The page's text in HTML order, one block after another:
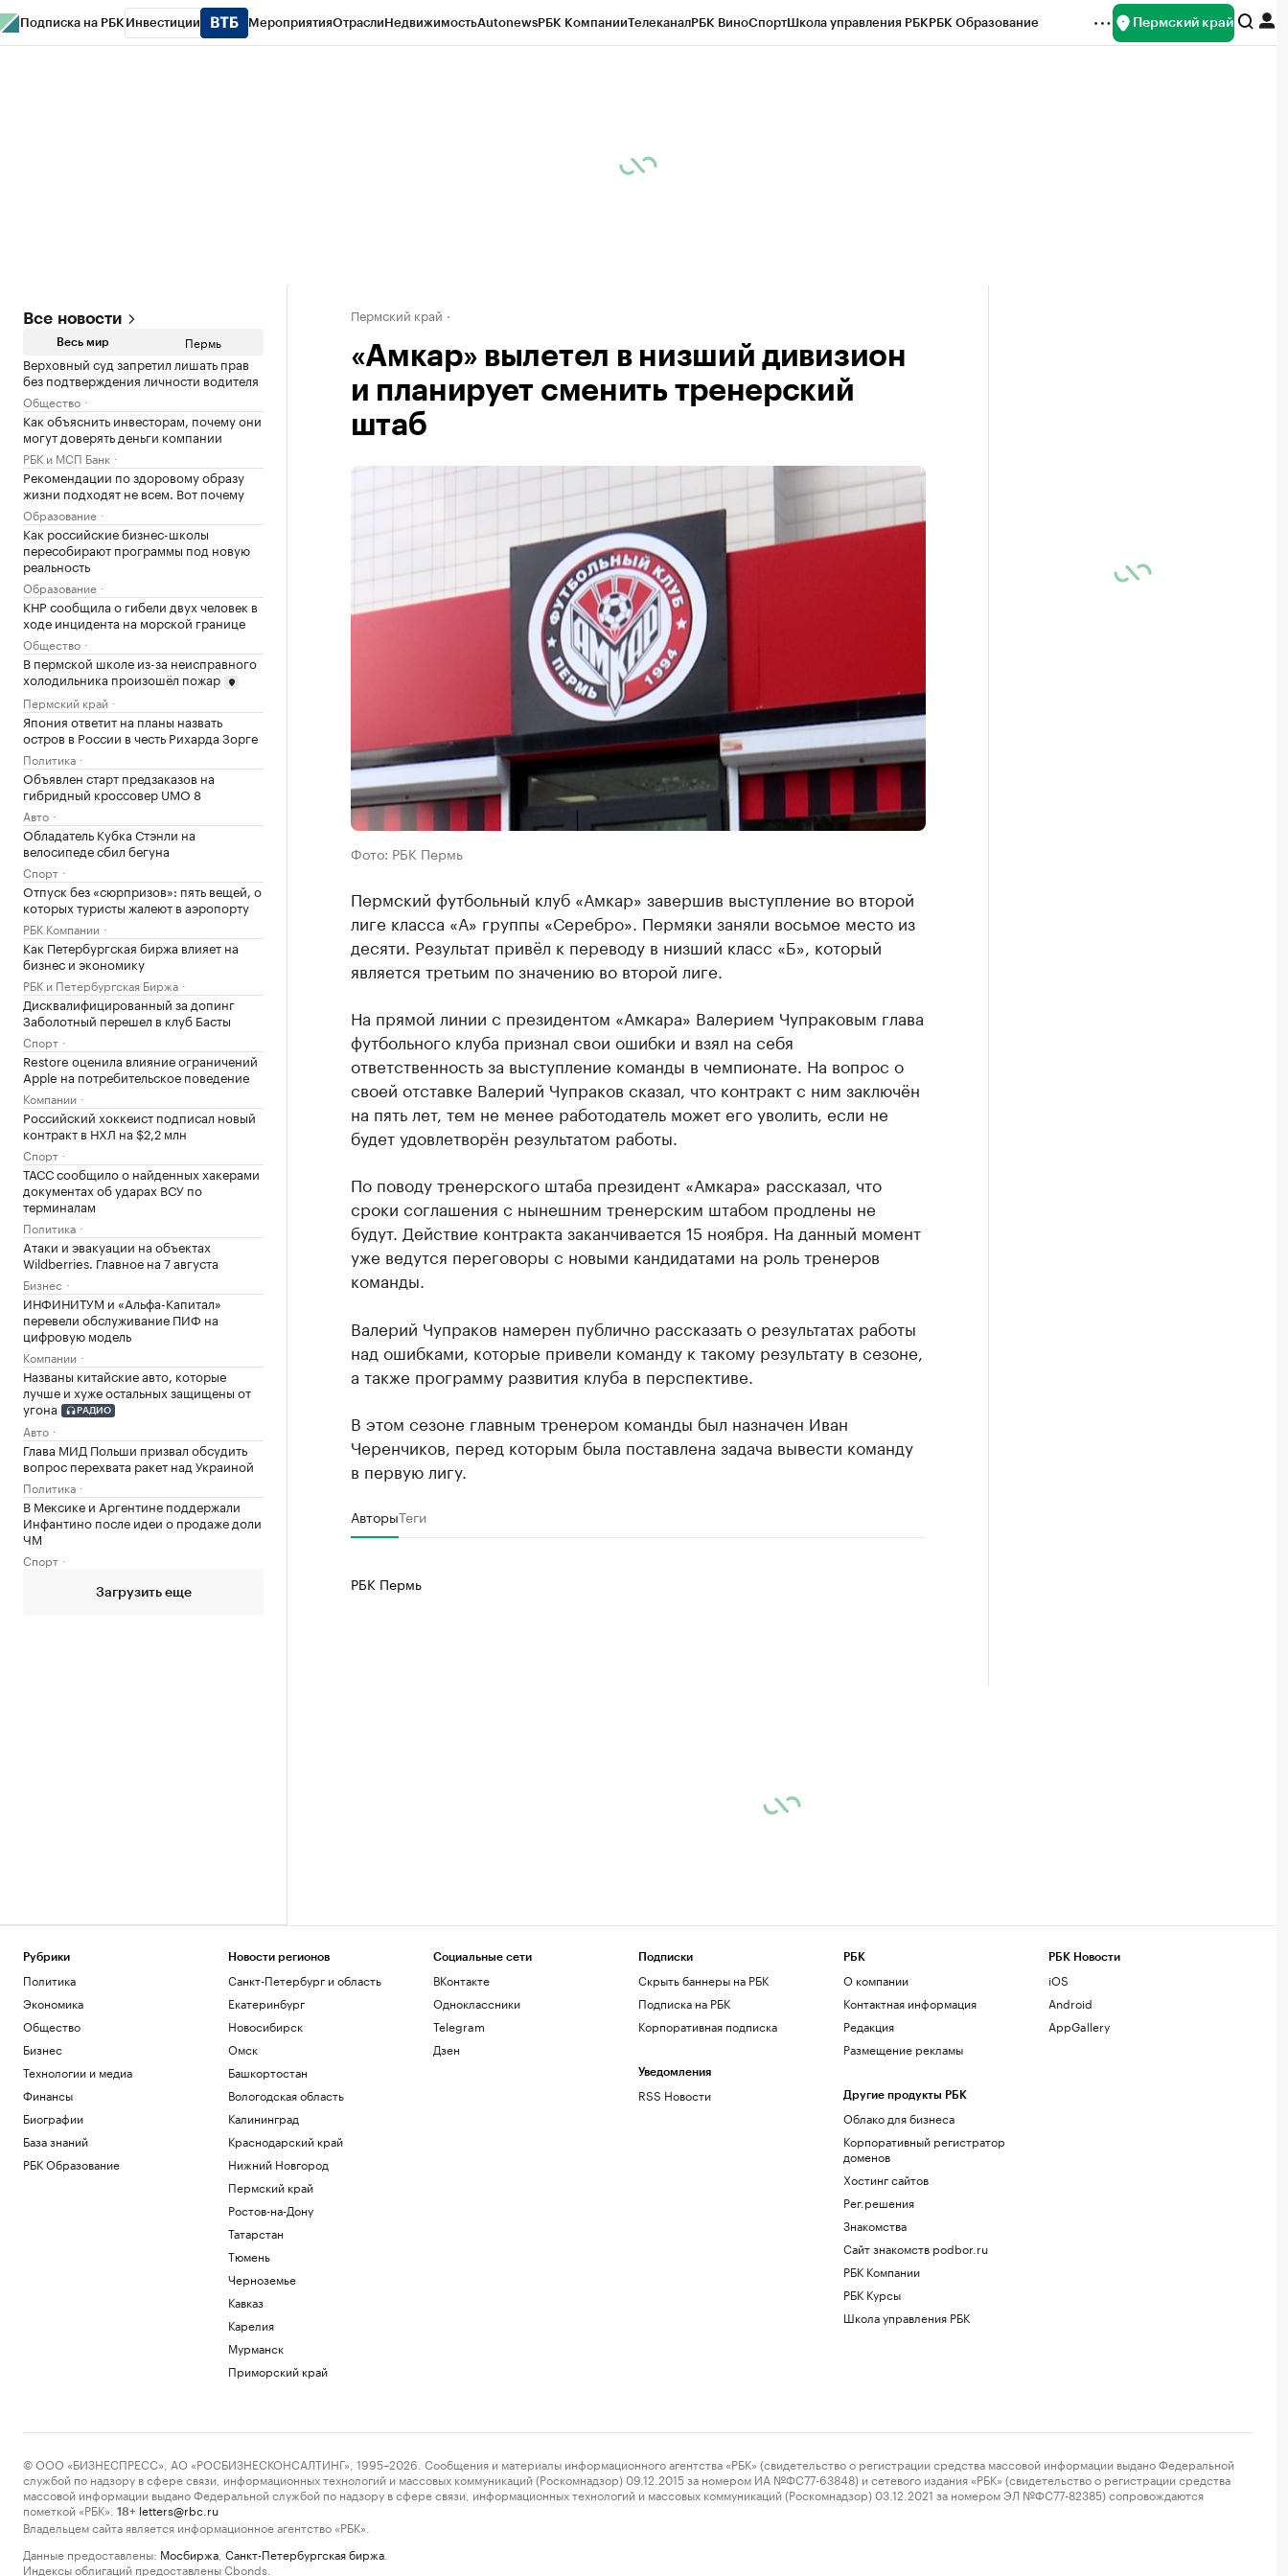
Подписка на РБК Инвестиции МероприятияОтраслиНедвижимостьAutonewsРБК КомпанииТелеканалРБК ВиноСпортШкола управления РБКРБК Образование Пермский край
Все новости
Весь мир Пермь
Верховный суд запретил лишать прав
без подтверждения личности водителя
Общество
Как объяснить инвесторам, почему они
могут доверять деньги компании
РБК и МСП Банк
Рекомендации по здоровому образу
жизни подходят не всем. Вот почему
Образование
Как российские бизнес-школы
пересобирают программы под новую
реальность
Образование
КНР сообщила о гибели двух человек в
ходе инцидента на морской границе
Общество
В пермской школе из-за неисправного
холодильника произошёл пожар
Пермский край
Япония ответит на планы назвать
остров в России в честь Рихарда Зорге
Политика
Объявлен старт предзаказов на
гибридный кроссовер UMO 8
Авто
Обладатель Кубка Стэнли на
велосипеде сбил бегуна
Спорт
Отпуск без «сюрпризов»: пять вещей, о
которых туристы жалеют в аэропорту
РБК Компании
Как Петербургская биржа влияет на
бизнес и экономику
РБК и Петербургская Биржа
Дисквалифицированный за допинг
Заболотный перешел в клуб Басты
Спорт
Restore оценила влияние ограничений
Apple на потребительское поведение
Компании
Российский хоккеист подписал новый
контракт в НХЛ на $2,2 млн
Спорт
ТАСС сообщило о найденных хакерами
документах об ударах ВСУ по
терминалам
Политика
Атаки и эвакуации на объектах
Wildberries. Главное на 7 августа
Бизнес
ИНФИНИТУМ и «Альфа-Капитал»
перевели обслуживание ПИФ на
цифровую модель
Компании
Названы китайские авто, которые
лучше и хуже остальных защищены от
угона
РАДИО
Авто
Глава МИД Польши призвал обсудить
вопрос перехвата ракет над Украиной
Политика
В Мексике и Аргентине поддержали
Инфантино после идеи о продаже доли
ЧМ
Спорт
Загрузить еще
Пермский край
«Амкар» вылетел в низший дивизион
и планирует сменить тренерский
штаб
Фото: РБК Пермь
Пермский футбольный клуб «Амкар» завершив выступление во второй
лиге класса «А» группы «Серебро». Пермяки заняли восьмое место из
десяти. Результат привёл к переводу в низший класс «Б», который
является третьим по значению во второй лиге.
На прямой линии с президентом «Амкара» Валерием Чупраковым глава
футбольного клуба признал свои ошибки и взял на себя
ответственность за выступление команды в чемпионате. На вопрос о
своей отставке Валерий Чупраков сказал, что контракт с ним заключён
на пять лет, тем не менее работодатель может его уволить, если не
будет удовлетворён результатом работы.
По поводу тренерского штаба президент «Амкара» рассказал, что
сроки соглашения с нынешним тренерским штабом продлены не
будут. Действие контракта заканчивается 15 ноября. На данный момент
уже ведутся переговоры с новыми кандидатами на роль тренеров
команды.
Валерий Чупраков намерен публично рассказать о результатах работы
над ошибками, которые привели команду к такому результату в сезоне,
а также программу развития клуба в перспективе.
В этом сезоне главным тренером команды был назначен Иван
Черенчиков, перед которым была поставлена задача вывести команду
в первую лигу.
АвторыТеги
РБК Пермь
Рубрики
Политика
Экономика
Общество
Бизнес
Технологии и медиа
Финансы
Биографии
База знаний
РБК Образование
Новости регионов
Санкт-Петербург и область
Екатеринбург
Новосибирск
Омск
Башкортостан
Вологодская область
Калининград
Краснодарский край
Нижний Новгород
Пермский край
Ростов-на-Дону
Татарстан
Тюмень
Черноземье
Кавказ
Карелия
Мурманск
Приморский край
Социальные сети
ВКонтакте
Одноклассники
Telegram
Дзен
Подписки
Скрыть баннеры на РБК
Подписка на РБК
Корпоративная подписка
Уведомления
RSS Новости
РБК
О компании
Контактная информация
Редакция
Размещение рекламы
Другие продукты РБК
Облако для бизнеса
Корпоративный регистратор
доменов
Хостинг сайтов
Рег.решения
Знакомства
Сайт знакомств podbor.ru
РБК Компании
РБК Курсы
Школа управления РБК
РБК Новости
iOS
Android
AppGallery
© ООО «БИЗНЕСПРЕСС», АО «РОСБИЗНЕСКОНСАЛТИНГ», 1995–2026. Сообщения и материалы информационного агентства «РБК» (свидетельство о регистрации средства массовой информации выдано Федеральной
службой по надзору в сфере связи, информационных технологий и массовых коммуникаций (Роскомнадзор) 09.12.2015 за номером ИА №ФС77-63848) и сетевого издания «РБК» (свидетельство о регистрации средства
массовой информации выдано Федеральной службой по надзору в сфере связи, информационных технологий и массовых коммуникаций (Роскомнадзор) 03.12.2021 за номером ЭЛ №ФС77-82385) сопровождаются
пометкой «РБК».
18+ letters@rbc.ru
Владельцем сайта является информационное агентство «РБК».
Данные предоставлены: Мосбиржа Санкт-Петербургская биржа
Индексы облигаций предоставлены Cbonds.